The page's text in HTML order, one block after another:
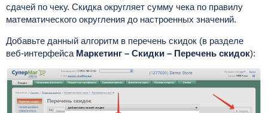
сдачей по чеку. Скидка округляет сумму чека по правилу
математического округления до настроенных значений.
Добавьте данный алгоритм в перечень скидок (в разделе
веб-интерфейса Маркетинг – Скидки – Перечень скидок):